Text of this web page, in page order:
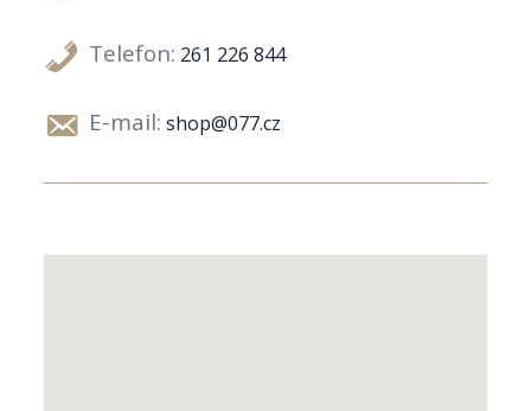
Telefon: 261 226 844
E-mail: shop@077.cz